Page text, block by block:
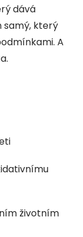
dává
samý, který
A
životním